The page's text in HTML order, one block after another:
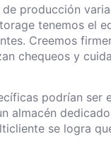
producción
tenemos el
Creemos
chequeos y
podrían ser
almacén
se logra